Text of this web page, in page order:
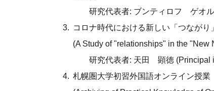
研究代表者: ブンティロフ ゲオル
コロナ時代における新しい「つなが
(A Study of "relationships" in the "New
研究代表者: 天田 顕徳 (Principal
札幌圏大学初習外国語オンライン授